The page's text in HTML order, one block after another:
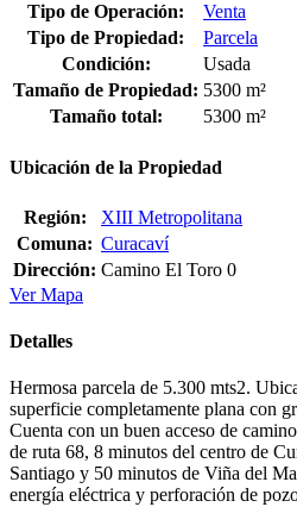
Tipo de Operación:
Venta
Tipo de Propiedad:
Parcela
Condición:
Usada
Tamaño de Propiedad: 5300 m²
Tamaño total:
5300 m²
Ubicación de la Propiedad
Región:
XIII Metropolitana
Comuna: Curacaví
Dirección: Camino El Toro 0
Ver Mapa
Detalles
Hermosa parcela de 5.300 mts2.
superficie completamente plana con
Cuenta con un buen acceso de
de ruta 68, 8 minutos del centro de
Santiago y 50 minutos de Viña del
energía eléctrica y perforación de